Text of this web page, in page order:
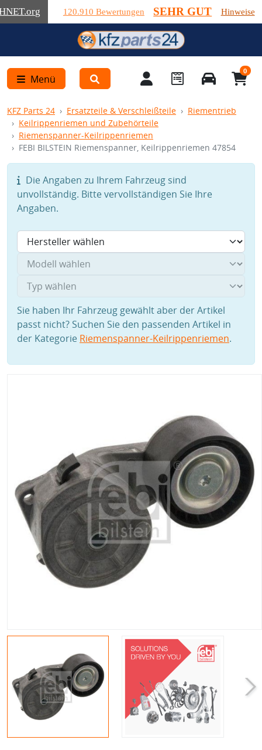
.org 120.910 Bewertungen SEHR GUT Hinweise
Menü
0
KFZ Parts 24 Ersatzteile & Verschleißteile
Riementrieb
Keilrippenriemen und Zubehörteile
Riemenspanner-Keilrippenriemen
FEBI BILSTEIN Riemenspanner, Keilrippenriemen 47854
Die Angaben zu Ihrem Fahrzeug sind
unvollständig. Bitte vervollständigen Sie Ihre
Angaben.
Sie haben Ihr Fahrzeug gewählt aber der Artikel
passt nicht? Suchen Sie den passenden Artikel in
der Kategorie Riemenspanner-Keilrippenriemen.